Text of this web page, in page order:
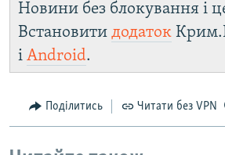
Новини без блокування і
Встановити додаток
і Android.
Поділитись Читати без VPN